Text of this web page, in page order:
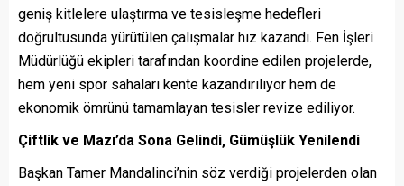
geniş kitlelere ulaştırma ve tesisleşme hedefleri
doğrultusunda yürütülen çalışmalar hız kazandı. Fen İşleri
Müdürlüğü ekipleri tarafından koordine edilen projelerde,
hem yeni spor sahaları kente kazandırılıyor hem de
ekonomik ömrünü tamamlayan tesisler revize ediliyor.
Çiftlik ve Mazı’da Sona Gelindi, Gümüşlük Yenilendi
Başkan Tamer Mandalinci’nin söz verdiği projelerden olan